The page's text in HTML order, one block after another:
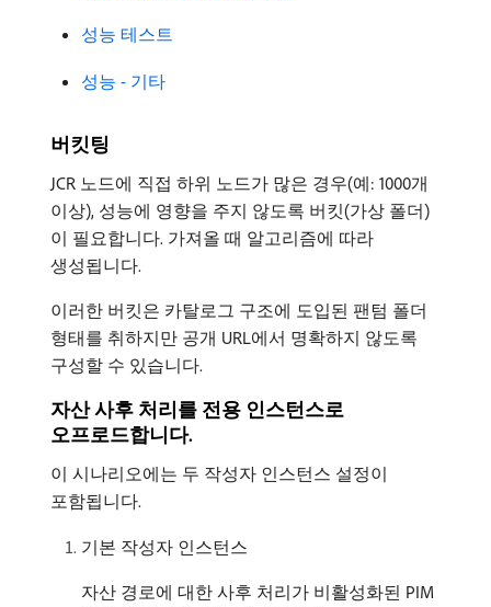
성능 테스트
성능 - 기타
버킷팅
JCR 노드에 직접 하위 노드가 많은 경우(예: 1000개
이상), 성능에 영향을 주지 않도록 버킷(가상 폴더)
이 필요합니다. 가져올 때 알고리즘에 따라
생성됩니다.
이러한 버킷은 카탈로그 구조에 도입된 팬텀 폴더
형태를 취하지만 공개 URL에서 명확하지 않도록
구성할 수 있습니다.
자산 사후 처리를 전용 인스턴스로
오프로드합니다.
이 시나리오에는 두 작성자 인스턴스 설정이
포함됩니다.
기본 작성자 인스턴스
자산 경로에 대한 사후 처리가 비활성화된 PIM